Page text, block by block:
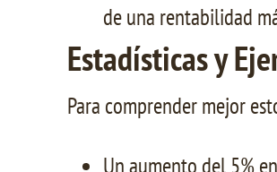
de una rentabilidad
Estadísticas y
Para comprender mejor
Un aumento del 5%